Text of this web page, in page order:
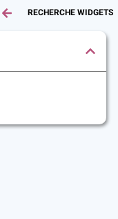
RECHERCHE WIDGETS